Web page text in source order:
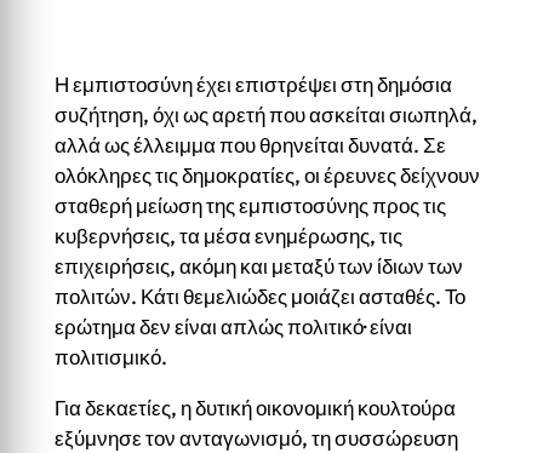
Η εμπιστοσύνη έχει επιστρέψει στη δημόσια
συζήτηση, όχι ως αρετή που ασκείται σιωπηλά,
αλλά ως έλλειμμα που θρηνείται δυνατά. Σε
ολόκληρες τις δημοκρατίες, οι έρευνες δείχνουν
σταθερή μείωση της εμπιστοσύνης προς τις
κυβερνήσεις, τα μέσα ενημέρωσης, τις
επιχειρήσεις, ακόμη και μεταξύ των ίδιων των
πολιτών. Κάτι θεμελιώδες μοιάζει ασταθές. Το
ερώτημα δεν είναι απλώς πολιτικό· είναι
πολιτισμικό.
Για δεκαετίες, η δυτική οικονομική κουλτούρα
εξύμνησε τον ανταγωνισμό, τη συσσώρευση